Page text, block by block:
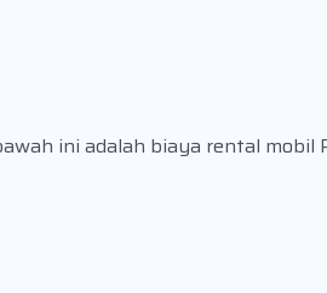
ini adalah biaya rental mobil